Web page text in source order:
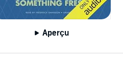
Aperçu